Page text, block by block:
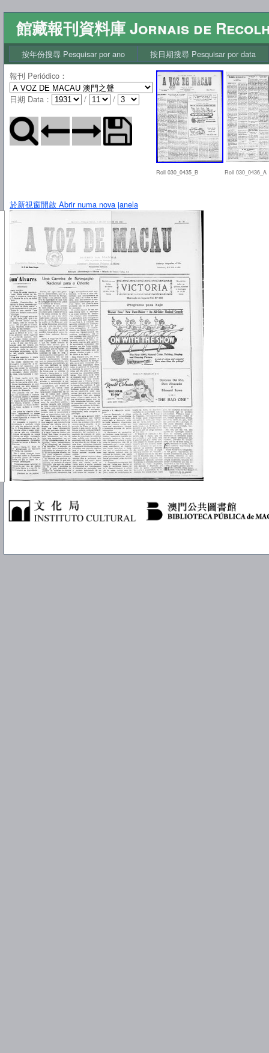
館藏報刊資料庫 Jornais de
按年份搜尋 Pesquisar por ano
按日期搜尋 Pesquisar por data
報刊 Periódico ：
日期 Data ： / /
Roll 030_0435_B Roll 030_0436_A
於新視窗開啟 Abrir numa nova janela